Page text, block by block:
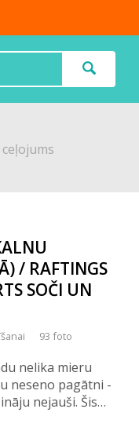
ceļojums
/ RAFTINGS
SOČI UN
93 foto
nelika mieru
neseno pagātni -
nejauši. Šis…